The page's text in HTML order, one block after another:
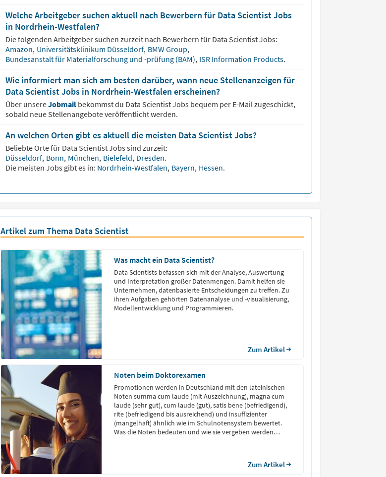
Welche Arbeitgeber suchen aktuell nach Bewerbern für Data Scientist Jobs
in Nordrhein-Westfalen?
Die folgenden Arbeitgeber suchen zurzeit nach Bewerbern für Data ScientistJobs:
Amazon, Universitätsklinikum Düsseldorf, BMW Group,
Bundesanstalt für Materialforschung und -prüfung (BAM), ISR Information Products.
Wie informiert man sich am besten darüber, wann neue Stellenanzeigen für
Data Scientist Jobs in Nordrhein-Westfalen erscheinen?
Über unsereJobmail bekommst du Data ScientistJobs bequem per E-Mail zugeschickt,
sobald neue Stellenangebote veröffentlicht werden.
An welchen Orten gibt es aktuell die meisten Data Scientist Jobs?
Beliebte Orte für Data ScientistJobs sind zurzeit:
Düsseldorf, Bonn, München, Bielefeld, Dresden.
Die meisten Jobs gibt es in: Nordrhein-Westfalen, Bayern, Hessen.
Artikel zum Thema Data Scientist
Was macht ein Data Scientist?
Data Scientists befassen sich mit der Analyse, Auswertung
und Interpretation großer Datenmengen. Damit helfen sie
Unternehmen, datenbasierte Entscheidungen zu treffen. Zu
ihren Aufgaben gehörten Datenanalyse und -visualisierung,
Modellentwicklung und Programmieren.
Zum Artikel
Noten beim Doktorexamen
Promotionen werden in Deutschland mit den lateinischen
Noten summa cum laude (mit Auszeichnung), magna cum
laude (sehr gut), cum laude (gut), satis bene (befriedigend),
rite (befriedigend bis ausreichend) und insuffizienter
(mangelhaft) ähnlich wie im Schulnotensystem bewertet.
Was die Noten bedeuten und wie sie vergeben werden
Zum Artikel